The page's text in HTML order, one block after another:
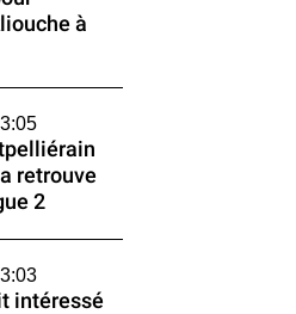
à
retrouve
2
intéressé